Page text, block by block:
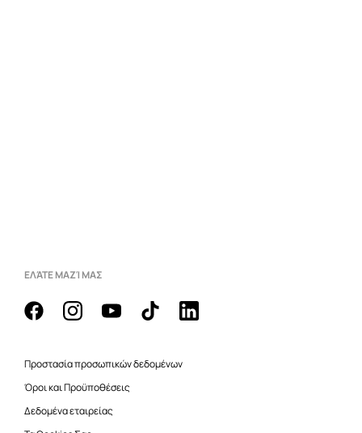
ΕΛΆΤΕ ΜΑΖΊ ΜΑΣ
Προστασία προσωπικών δεδομένων
Όροι και Προϋποθέσεις
Δεδομένα εταιρείας